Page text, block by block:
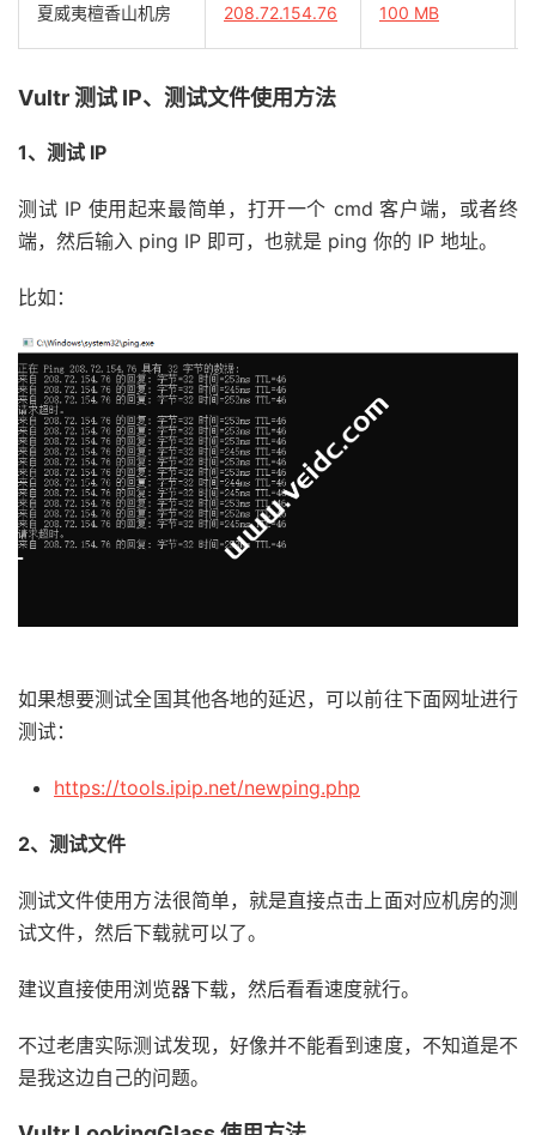
夏威夷檀香山机房 208.72.154.76 100 MB
Vultr 测试 IP、测试文件使用方法
1、测试 IP
测试 IP 使用起来最简单，打开一个 cmd 客户端，或者终
端，然后输入 ping IP 即可，也就是 ping 你的 IP 地址。
比如：
如果想要测试全国其他各地的延迟，可以前往下面网址进行
测试：
https://tools.ipip.net/newping.php
2、测试文件
测试文件使用方法很简单，就是直接点击上面对应机房的测
试文件，然后下载就可以了。
建议直接使用浏览器下载，然后看看速度就行。
不过老唐实际测试发现，好像并不能看到速度，不知道是不
是我这边自己的问题。